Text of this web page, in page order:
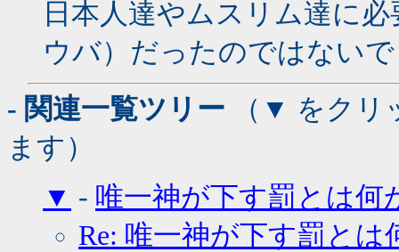
日本人達やムスリム達に
ウバ）だったのではない
- 関連一覧ツリー （▼ をクリ
ます）
▼ - 唯一神が下す罰とは何
Re: 唯一神が下す罰とは